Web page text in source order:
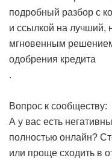
подробный разбор с
и ссылкой на лучший,
мгновенным
одобрения кредита
.
Вопрос к сообществу:
А у вас есть
полностью онлайн?
или проще сходить в